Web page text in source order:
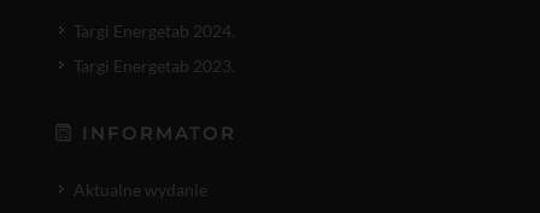
Targi Energetab 2024.
Targi Energetab 2023.
INFORMATOR
Aktualne wydanie